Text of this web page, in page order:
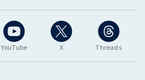
YouTube X Threads